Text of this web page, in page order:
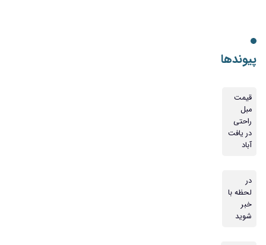
پیوندها
قیمت
مبل
راحتی
در یافت
آباد
در
لحظه با
خبر
شوید